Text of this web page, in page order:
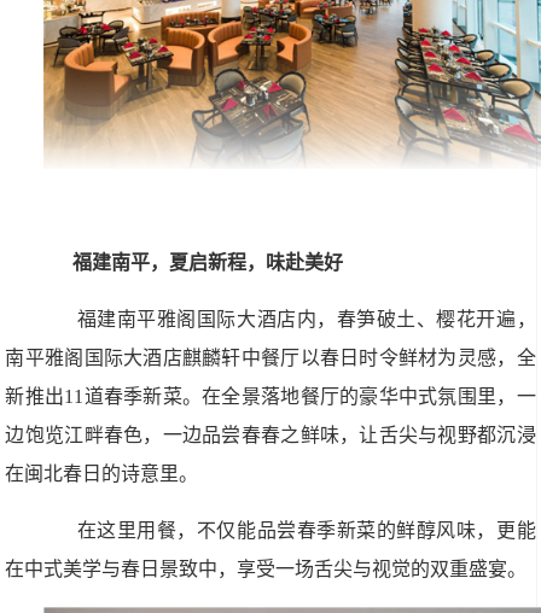
福建南平，夏启新程，味赴美好
福建南平雅阁国际大酒店内，春笋破土、樱花开遍，
南平雅阁国际大酒店麒麟轩中餐厅以春日时令鲜材为灵感，全
新推出11道春季新菜。在全景落地餐厅的豪华中式氛围里，一
边饱览江畔春色，一边品尝春春之鲜味，让舌尖与视野都沉浸
在闽北春日的诗意里。
在这里用餐，不仅能品尝春季新菜的鲜醇风味，更能
在中式美学与春日景致中，享受一场舌尖与视觉的双重盛宴。